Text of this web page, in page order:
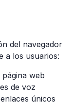
del navegador
a los usuarios:
web
de voz
únicos